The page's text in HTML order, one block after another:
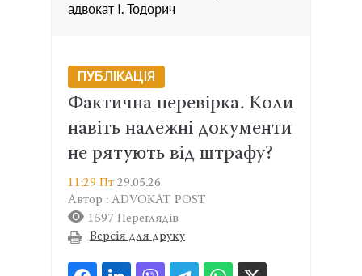
адвокат І. Тодорич
ПУБЛІКАЦІЯ
Фактична перевірка. Коли
навіть належні документи
не рятують від штрафу?
11:29 Пт 29.05.26
Автор : ADVOKAT POST
1597 Переглядів
Версія для друку